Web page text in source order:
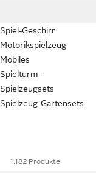
Spiel-Geschirr
Motorikspielzeug
Mobiles
Spielturm-
Spielzeugsets
Spielzeug-Gartensets
1.182 Produkte